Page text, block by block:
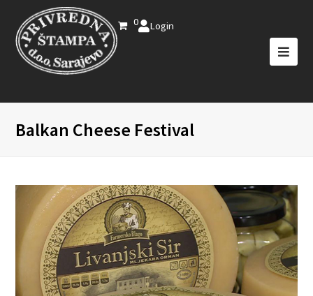
0 Login
Balkan Cheese Festival